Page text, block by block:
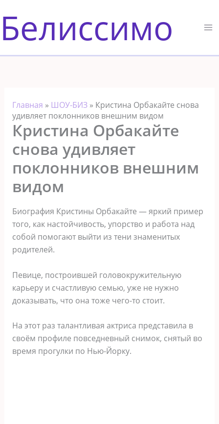
к
содержимому
Белиссимо
Главная » ШОУ-БИЗ» Кристина Орбакайте снова
удивляет поклонников внешним видом
Кристина Орбакайте
снова удивляет
поклонников внешним
видом
Биография Кристины Орбакайте — яркий пример
того, как настойчивость, упорство и работа над
собой помогают выйти из тени знаменитых
родителей.
Певице, построившей головокружительную
карьеру и счастливую семью, уже не нужно
доказывать, что она тоже чего-то стоит.
На этот раз талантливая актриса представила в
своём профиле повседневный снимок, снятый во
время прогулки по Нью-Йорку.